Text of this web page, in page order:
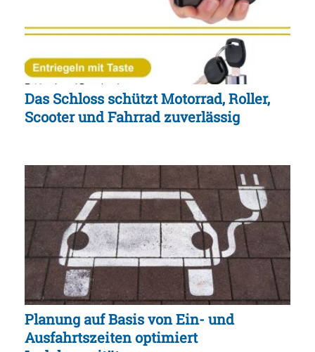
Das Schloss schützt Motorrad, Roller,
Scooter und Fahrrad zuverlässig
Planung auf Basis von Ein- und
Ausfahrtszeiten optimiert